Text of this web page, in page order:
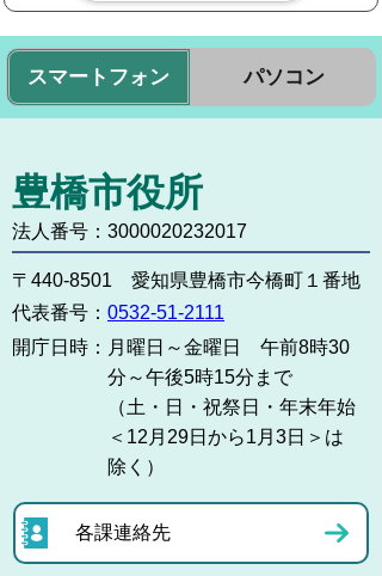
スマートフォン パソコン
豊橋市役所
法人番号：3000020232017
〒440-8501 愛知県豊橋市今橋町１番地
代表番号： 0532-51-2111
開庁日時： 月曜日～金曜日 午前8時30
分～午後5時15分まで
（土・日・祝祭日・年末年始
＜12月29日から1月3日＞は
除く）
各課連絡先